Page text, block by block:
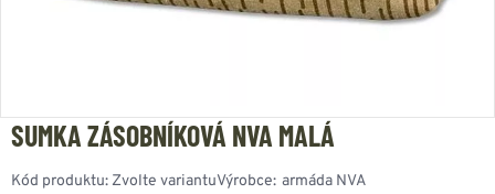
SUMKA ZÁSOBNÍKOVÁ NVA MALÁ
Kód produktu: Zvolte variantuVýrobce: armáda NVA